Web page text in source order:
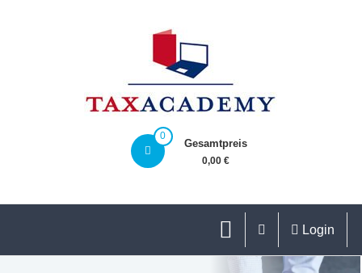
0
Gesamtpreis
0,00 €
Login